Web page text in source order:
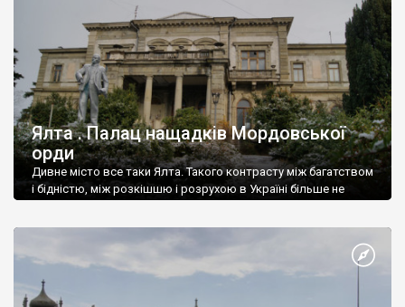
Ялта . Палац нащадків Мордовської
орди
Дивне місто все таки Ялта. Такого контрасту між багатством
і бідністю, між розкішшю і розрухою в Україні більше не